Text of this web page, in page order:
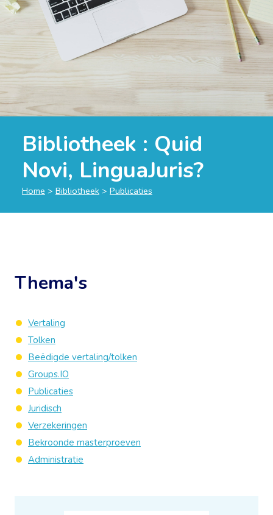
Bibliotheek : Quid
Novi, LinguaJuris?
Home > Bibliotheek > Publicaties
Thema's
Vertaling
Tolken
Beëdigde vertaling/tolken
Groups.IO
Publicaties
Juridisch
Verzekeringen
Bekroonde masterproeven
Administratie